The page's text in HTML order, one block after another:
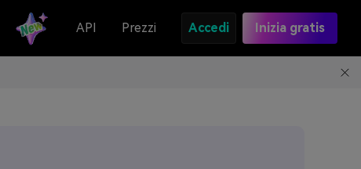
API Prezzi Accedi Inizia gratis